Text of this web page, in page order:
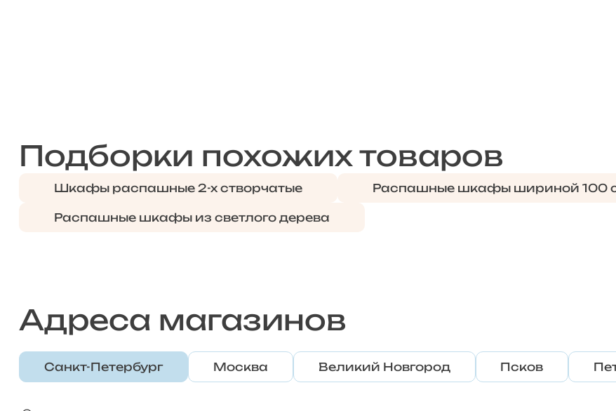
Подборки похожих товаров
Шкафы распашные 2-х створчатые Распашные шкафы шириной 100
Распашные шкафы из светлого дерева
Адреса магазинов
Санкт-Петербург Москва Великий Новгород Псков